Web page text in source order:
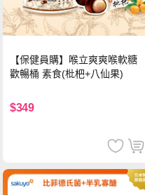
【保健員購】喉立爽爽喉軟糖
歡暢桶 素食(枇杷+八仙果)
$349